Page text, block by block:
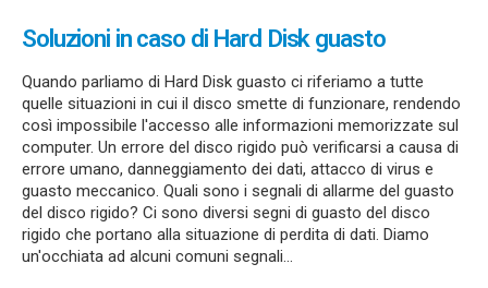
Soluzioni in caso di Hard Disk guasto
Quando parliamo di Hard Disk guasto ci riferiamo a tutte
quelle situazioni in cui il disco smette di funzionare, rendendo
così impossibile l'accesso alle informazioni memorizzate sul
computer. Un errore del disco rigido può verificarsi a causa di
errore umano, danneggiamento dei dati, attacco di virus e
guasto meccanico. Quali sono i segnali di allarme del guasto
del disco rigido? Ci sono diversi segni di guasto del disco
rigido che portano alla situazione di perdita di dati. Diamo
un'occhiata ad alcuni comuni segnali...